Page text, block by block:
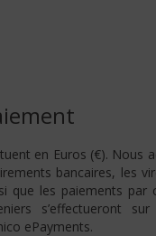
en Euros (€). Nous
bancaires, les
que les paiements par
s’effectueront
ePayments.